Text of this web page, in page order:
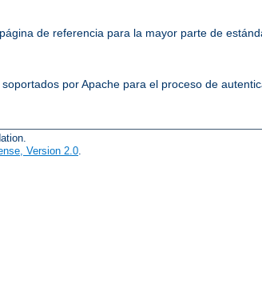
de referencia para la mayor parte de
por Apache para el proceso de
Version 2.0